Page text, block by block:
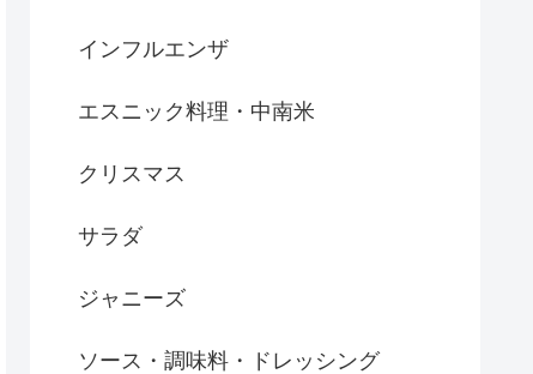
インフルエンザ
エスニック料理・中南米
クリスマス
サラダ
ジャニーズ
ソース・調味料・ドレッシング